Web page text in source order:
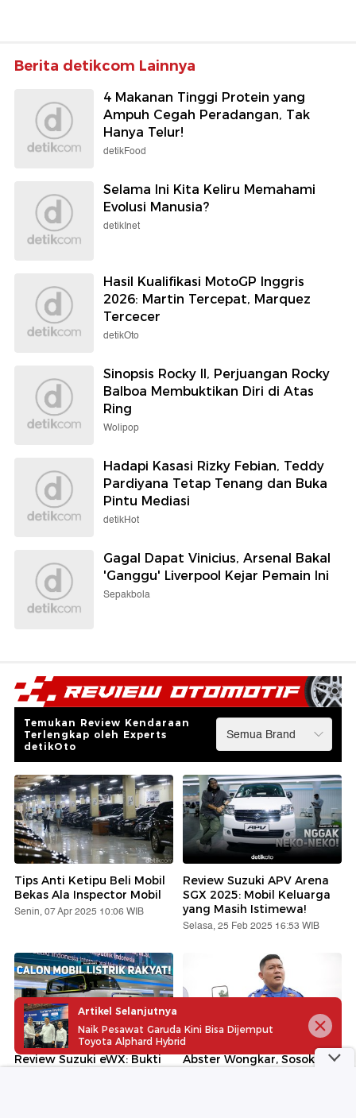
Berita detikcom Lainnya
4 Makanan Tinggi Protein yang
Ampuh Cegah Peradangan, Tak
Hanya Telur!
detikFood
Selama Ini Kita Keliru Memahami
Evolusi Manusia?
detikInet
Hasil Kualifikasi MotoGP Inggris
2026: Martin Tercepat, Marquez
Tercecer
detikOto
Sinopsis Rocky II, Perjuangan Rocky
Balboa Membuktikan Diri di Atas
Ring
Wolipop
Hadapi Kasasi Rizky Febian, Teddy
Pardiyana Tetap Tenang dan Buka
Pintu Mediasi
detikHot
Gagal Dapat Vinicius, Arsenal Bakal
'Ganggu' Liverpool Kejar Pemain Ini
Sepakbola
Temukan Review Kendaraan
Terlengkap oleh Experts
detikOto
Tips Anti Ketipu Beli Mobil
Bekas Ala Inspector Mobil
Senin, 07 Apr 2025 10:06 WIB
Review Suzuki APV Arena
SGX 2025: Mobil Keluarga
yang Masih Istimewa!
Selasa, 25 Feb 2025 16:53 WIB
Review Suzuki eWX: Bukti
Abster Wongkar, Sosok
Artikel Selanjutnya
Naik Pesawat Garuda Kini Bisa Dijemput
Toyota Alphard Hybrid